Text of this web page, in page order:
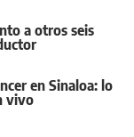
a otros seis
en Sinaloa: lo
vivo